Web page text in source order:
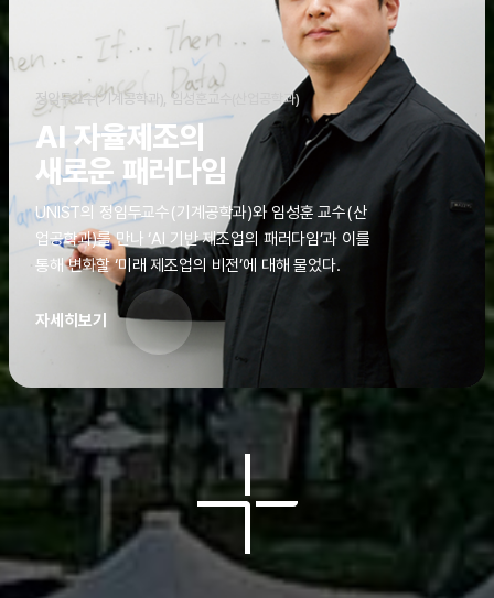
정임두교수(기계공학과), 임성훈교수(산업공학과)
AI 자율제조의
새로운 패러다임
UNIST의 정임두교수(기계공학과)와 임성훈 교수(산
업공학과)를 만나 ‘AI 기반 제조업의 패러다임’과 이를
통해 변화할 ‘미래 제조업의 비전’에 대해 물었다.
자세히보기